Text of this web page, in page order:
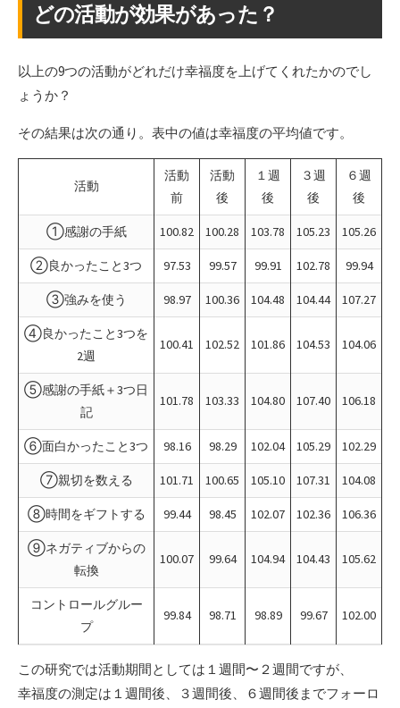
どの活動が効果があった？
以上の9つの活動がどれだけ幸福度を上げてくれたかのでし
ょうか？
その結果は次の通り。表中の値は幸福度の平均値です。
活動
活動
前
活動
後
１週
後
３週
後
６週
後
①感謝の手紙 100.82 100.28 103.78 105.23 105.26
②良かったこと3つ 97.53 99.57 99.91 102.78 99.94
③強みを使う 98.97 100.36 104.48 104.44 107.27
④良かったこと3つを
2週
100.41 102.52 101.86 104.53 104.06
⑤感謝の手紙＋3つ日
記
101.78 103.33 104.80 107.40 106.18
⑥面白かったこと3つ 98.16 98.29 102.04 105.29 102.29
⑦親切を数える 101.71 100.65 105.10 107.31 104.08
⑧時間をギフトする 99.44 98.45 102.07 102.36 106.36
⑨ネガティブからの
転換
100.07 99.64 104.94 104.43 105.62
コントロールグルー
プ
99.84 98.71 98.89 99.67 102.00
この研究では活動期間としては１週間〜２週間ですが、
幸福度の測定は１週間後、３週間後、６週間後までフォーロ